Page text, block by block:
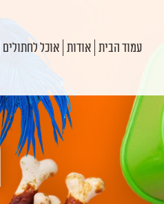
עמוד הבית אודות אוכל לחתולים